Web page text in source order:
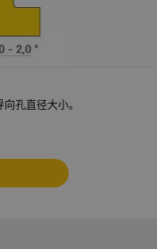
孔直径大小。